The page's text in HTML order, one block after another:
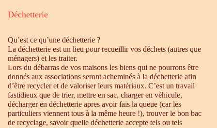
Déchetterie
Qu’est ce qu’une déchetterie ?
La déchetterie est un lieu pour recueillir vos déchets (autres que
ménagers) et les traiter.
Lors du débarras de vos maisons les biens qui ne pourrons être
donnés aux associations seront acheminés à la déchetterie afin
d’être recycler et de valoriser leurs matériaux. C’est un travail
fastidieux que de trier, mettre en sac, charger en véhicule,
décharger en déchetterie apres avoir fais la queue (car les
particuliers viennent tous à la même heure !), trouver le bon bac
de recyclage, savoir quelle déchetterie accepte tels ou tels